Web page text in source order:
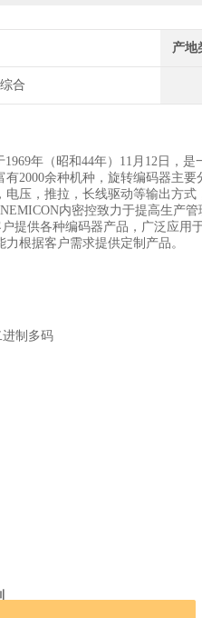
产地
合
年（昭和44年）11月12日，
2000余种机种，旋转编码器主
电压，推拉，长线驱动等输出方
内密控致力于提高生产
提供各种编码器产品，广泛应
根据客户需求提供定制产品。
进制多码